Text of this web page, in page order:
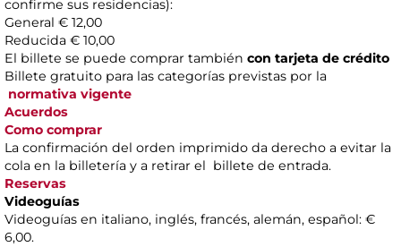
confirme sus residencias):
General € 12,00
Reducida € 10,00
El billete se puede comprar también con tarjeta de crédito
Billete gratuito para las categorías previstas por la
normativa vigente
Acuerdos
Como comprar
La confirmación del orden imprimido da derecho a evitar la
cola en la billetería y a retirar el billete de entrada.
Reservas
Videoguías
Videoguías en italiano, inglés, francés, alemán, español: €
6,00.